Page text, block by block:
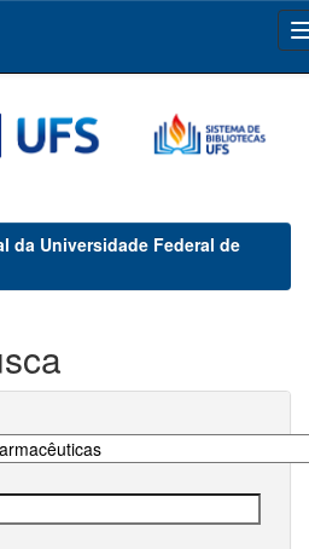
da Universidade Federal de